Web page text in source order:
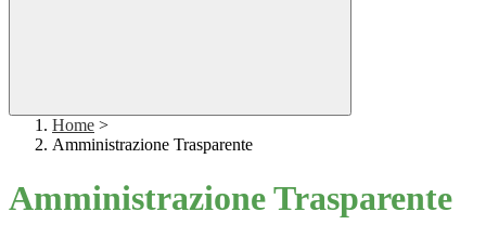
Home >
Amministrazione Trasparente
Amministrazione Trasparente